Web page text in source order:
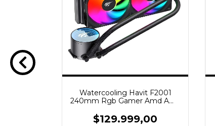
Watercooling Havit F2001
240mm Rgb Gamer Amd Am5
$129.999,00